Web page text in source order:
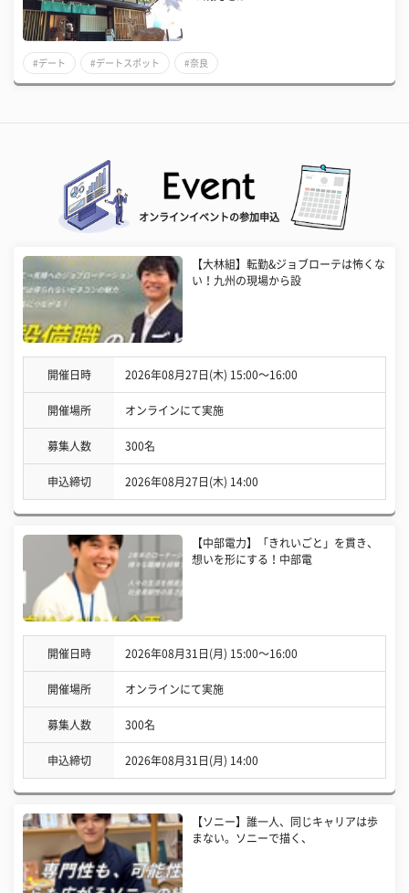
#デート #デートスポット #奈良
オンラインイベントの参加申込
【大林組】転勤&ジョブローテは怖くな
い！九州の現場から設
開催日時 2026年08月27日(木) 15:00〜16:00
開催場所 オンラインにて実施
募集人数 300名
申込締切 2026年08月27日(木) 14:00
【中部電力】「きれいごと」を貫き、
想いを形にする！中部電
開催日時 2026年08月31日(月) 15:00〜16:00
開催場所 オンラインにて実施
募集人数 300名
申込締切 2026年08月31日(月) 14:00
【ソニー】誰一人、同じキャリアは歩
まない。ソニーで描く、